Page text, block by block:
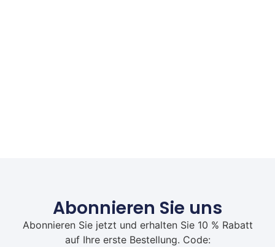
Abonnieren Sie uns
Abonnieren Sie jetzt und erhalten Sie 10 % Rabatt
auf Ihre erste Bestellung. Code: